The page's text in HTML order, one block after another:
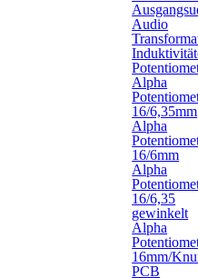
Audio
Alpha
16/6,35mm
Alpha
16/6mm
Alpha
16/6,35
gewinkelt
Alpha
16mm/
PCB